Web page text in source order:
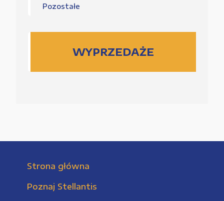
Pozostałe
WYPRZEDAŻE
Strona główna
Poznaj Stellantis